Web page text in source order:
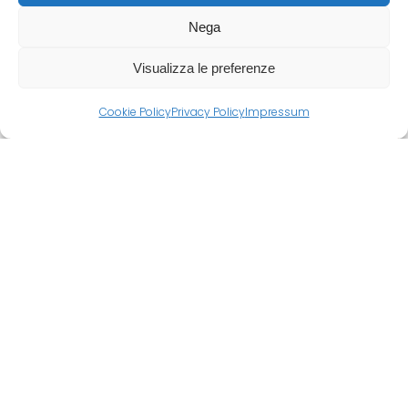
Nega
Visualizza le preferenze
Cookie PolicyPrivacy PolicyImpressum